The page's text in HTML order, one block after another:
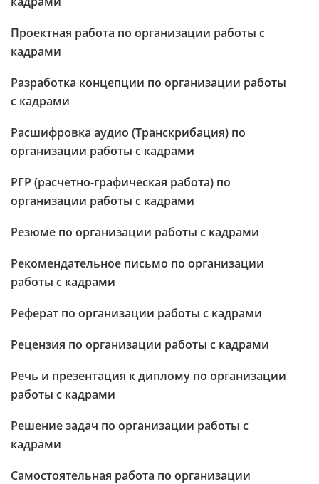
Проектная работа по организации работы с
кадрами
Разработка концепции по организации работы
с кадрами
Расшифровка аудио (Транскрибация) по
организации работы с кадрами
РГР (расчетно-графическая работа) по
организации работы с кадрами
Резюме по организации работы с кадрами
Рекомендательное письмо по организации
работы с кадрами
Реферат по организации работы с кадрами
Рецензия по организации работы с кадрами
Речь и презентация к диплому по организации
работы с кадрами
Решение задач по организации работы с
кадрами
Самостоятельная работа по организации